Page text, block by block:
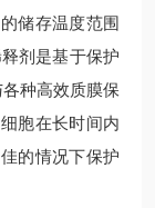
储存温度范围
剂是基于保护
种高效质膜保
胞在长时间内
的情况下保护